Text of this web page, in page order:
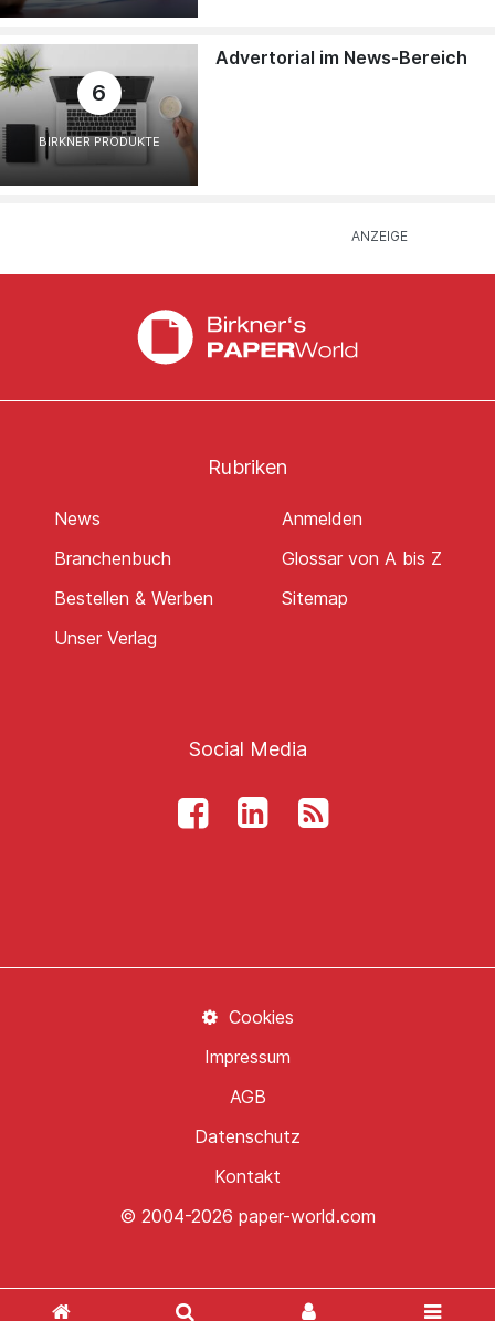
6
BIRKNER PRODUKTE
Advertorial im News-Bereich
Rubriken
News
Branchenbuch
Bestellen & Werben
Unser Verlag
Anmelden
Glossar von A bis Z
Sitemap
Social Media
© 2004-2026 paper-world.com
Kontakt
Datenschutz
AGB
Impressum
Cookies